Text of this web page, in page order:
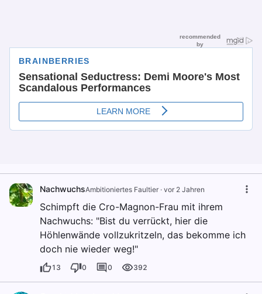
NachwuchsAmbitioniertes Faultier · vor 2 Jahren
Schimpft die Cro-Magnon-Frau mit ihrem
Nachwuchs: "Bist du verrückt, hier die
Höhlenwände vollzukritzeln, das bekomme ich
doch nie wieder weg!"
13 0 0 392